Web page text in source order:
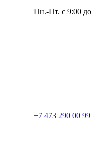
Пн.-Пт. с 9:00 до
+7 473 290 00 99